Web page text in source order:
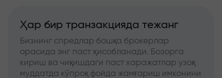
Ҳар бир транзакцияда тежанг
Бизнинг спредлар бошқа брокерлар
орасида энг паст ҳисобланади. Бозорга
кириш ва чиқишдаги паст харажатлар узоқ
муддатда кўпроқ фойда жамғариш имконини